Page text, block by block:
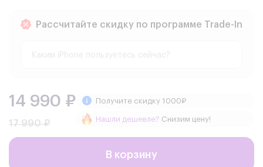
Рассчитайте скидку по программе Trade-In
14 990 ₽
17 990 ₽
Получите скидку 1000₽
Нашли дешевле? Снизим цену!
В корзину